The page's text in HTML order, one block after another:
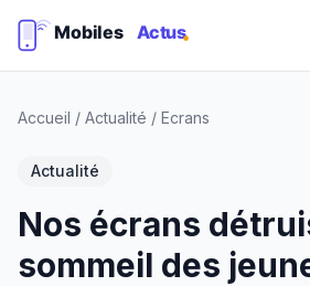
Accueil / Actualité / Ecrans
Actualité
Nos écrans
sommeil des